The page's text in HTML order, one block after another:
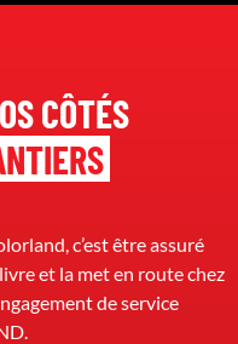
CÔTÉS
c’est être assuré
et la met en route chez
de service